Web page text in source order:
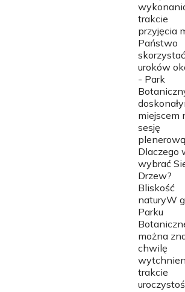
trakcie
przyjęcia
Państwo
uroków
- Park
miejscem
sesję
Dlaczego
wybrać
Drzew?
Bliskość
naturyW
Parku
można
chwilę
trakcie